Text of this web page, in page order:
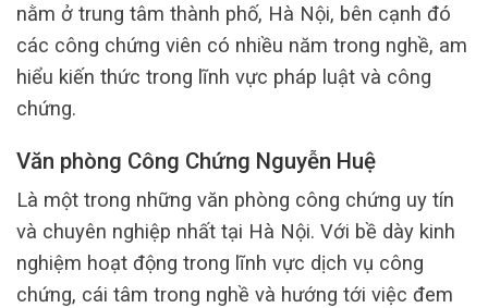
nằm ở trung tâm thành phố, Hà Nội, bên cạnh đó
các công chứng viên có nhiều năm trong nghề, am
hiểu kiến thức trong lĩnh vực pháp luật và công
chứng.
Văn phòng Công Chứng Nguyễn Huệ
Là một trong những văn phòng công chứng uy tín
và chuyên nghiệp nhất tại Hà Nội. Với bề dày kinh
nghiệm hoạt động trong lĩnh vực dịch vụ công
chứng, cái tâm trong nghề và hướng tới việc đem